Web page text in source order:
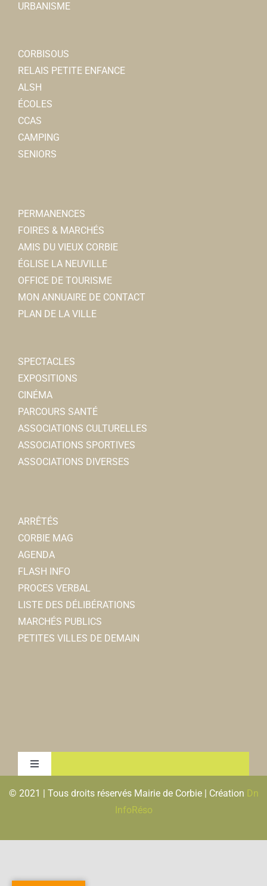
URBANISME
CORBISOUS
RELAIS PETITE ENFANCE
ALSH
ÉCOLES
CCAS
CAMPING
SENIORS
PERMANENCES
FOIRES & MARCHÉS
AMIS DU VIEUX CORBIE
ÉGLISE LA NEUVILLE
OFFICE DE TOURISME
MON ANNUAIRE DE CONTACT
PLAN DE LA VILLE
SPECTACLES
EXPOSITIONS
CINÉMA
PARCOURS SANTÉ
ASSOCIATIONS CULTURELLES
ASSOCIATIONS SPORTIVES
ASSOCIATIONS DIVERSES
ARRÊTÉS
CORBIE MAG
AGENDA
FLASH INFO
PROCES VERBAL
LISTE DES DÉLIBÉRATIONS
MARCHÉS PUBLICS
PETITES VILLES DE DEMAIN
Toggle
MENTIONS LEGALES & RGPD
© 2021 | Tous droits réservés Mairie de Corbie | Création Dn
InfoRéso